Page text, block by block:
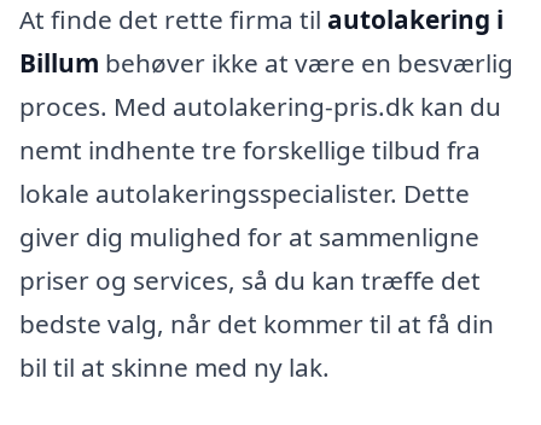
At finde det rette firma til autolakering i
Billum behøver ikke at være en besværlig
proces. Med autolakering-pris.dk kan du
nemt indhente tre forskellige tilbud fra
lokale autolakeringsspecialister. Dette
giver dig mulighed for at sammenligne
priser og services, så du kan træffe det
bedste valg, når det kommer til at få din
bil til at skinne med ny lak.